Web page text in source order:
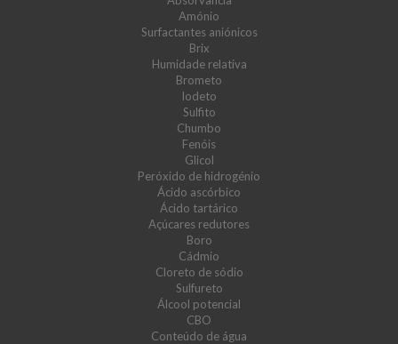
Amónio
Surfactantes aniónicos
Brix
Humidade relativa
Brometo
Iodeto
Sulfito
Chumbo
Fenóis
Glicol
Peróxido de hidrogénio
Ácido ascórbico
Ácido tartárico
Açúcares redutores
Boro
Cádmio
Cloreto de sódio
Sulfureto
Álcool potencial
CBO
Conteúdo de água